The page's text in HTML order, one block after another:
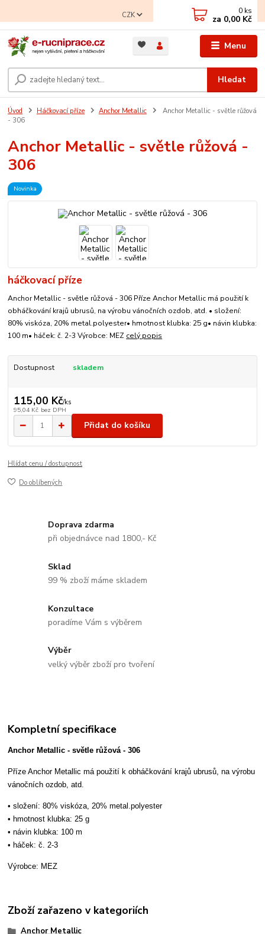
Menu
CZK
Hledat
0 ks
za 0,00 Kč
Úvod Háčkovací příze Anchor Metallic
Anchor Metallic - světle růžová
- 306
Anchor Metallic - světle růžová -
306
Novinka
háčkovací příze
Anchor Metallic - světle růžová - 306 Příze Anchor Metallic má použití k
obháčkování krajů ubrusů, na výrobu vánočních ozdob, atd. • složení:
80% viskóza, 20% metal.polyester• hmotnost klubka: 25 g• návin klubka:
100 m• háček: č. 2-3 Výrobce: MEZ celý popis
Dostupnost skladem
115,00 Kč/ks
95,04 Kč bez DPH
Přidat do košíku
Hlídat cenu / dostupnost
Do oblíbených
Doprava zdarma
při objednávce nad 1800,- Kč
Sklad
99 % zboží máme skladem
Konzultace
poradíme Vám s výběrem
Výběr
velký výběr zboží pro tvoření
Kompletní specifikace
Anchor Metallic - světle růžová - 306
Příze Anchor Metallic má použití k obháčkování krajů ubrusů, na výrobu
vánočních ozdob, atd.
• složení: 80% viskóza, 20% metal.polyester
• hmotnost klubka: 25 g
• návin klubka: 100 m
• háček: č. 2-3
Výrobce: MEZ
Zboží zařazeno v kategoriích
Anchor Metallic